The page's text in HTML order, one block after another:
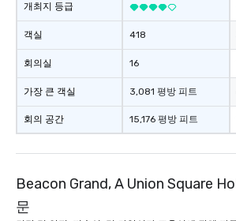
개최지 등급
객실
회의실
가장 큰 객실
회의 공간
418
16
3,081 평방 피트
15,176 평방 피트
Beacon Grand, A Union Square
문